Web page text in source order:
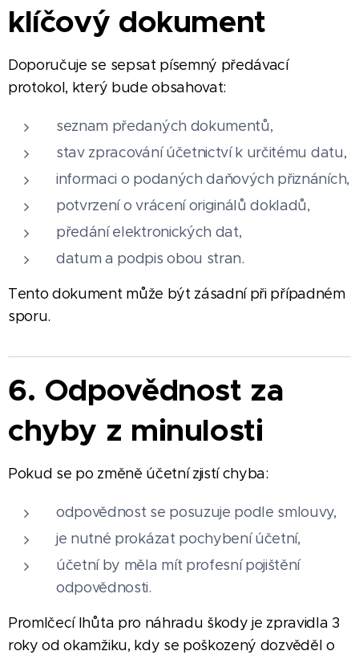
klíčový dokument
Doporučuje se sepsat písemný předávací
protokol, který bude obsahovat:
seznam předaných dokumentů,
stav zpracování účetnictví k určitému datu,
informaci o podaných daňových přiznáních,
potvrzení o vrácení originálů dokladů,
předání elektronických dat,
datum a podpis obou stran.
Tento dokument může být zásadní při případném
sporu.
6. Odpovědnost za
chyby z minulosti
Pokud se po změně účetní zjistí chyba:
odpovědnost se posuzuje podle smlouvy,
je nutné prokázat pochybení účetní,
účetní by měla mít profesní pojištění
odpovědnosti.
Promlčecí lhůta pro náhradu škody je zpravidla 3
roky od okamžiku, kdy se poškozený dozvěděl o